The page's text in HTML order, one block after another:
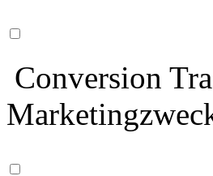
Conversion